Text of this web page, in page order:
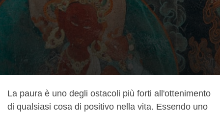
La paura è uno degli ostacoli più forti all'ottenimento
di qualsiasi cosa di positivo nella vita. Essendo uno